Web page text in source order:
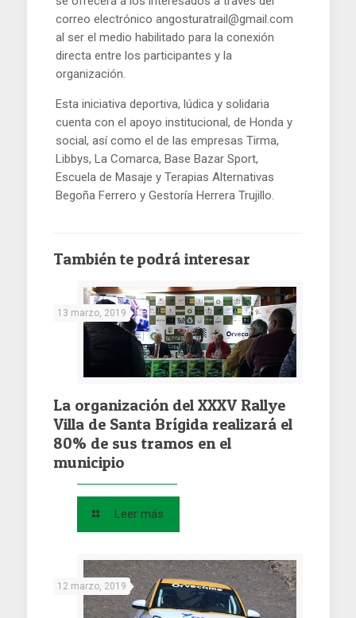
correo electrónico angosturatrail@gmail.com
al ser el medio habilitado para la conexión
directa entre los participantes y la
organización.
Esta iniciativa deportiva, lúdica y solidaria
cuenta con el apoyo institucional, de Honda y
social, así como el de las empresas Tirma,
Libbys, La Comarca, Base Bazar Sport,
Escuela de Masaje y Terapias Alternativas
Begoña Ferrero y Gestoría Herrera Trujillo.
También te podrá interesar
13 marzo, 2019
La organización del XXXV Rallye
Villa de Santa Brígida realizará el
80% de sus tramos en el
municipio
Leer más
12 marzo, 2019